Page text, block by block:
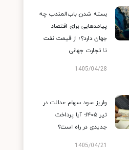
بسته شدن باب‌المندب چه
پیامدهایی برای اقتصاد
جهان دارد؟؛ از قیمت نفت
تا تجارت جهانی
1405/04/28
واریز سود سهام عدالت در
تیر ۱۴۰۵؛ آیا پرداخت
جدیدی در راه است؟
1405/04/21